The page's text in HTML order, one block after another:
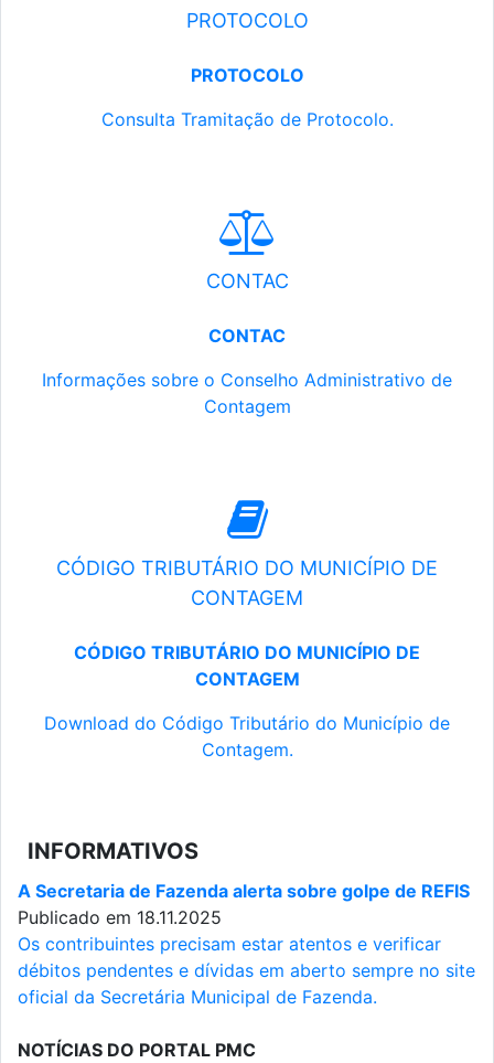
PROTOCOLO
PROTOCOLO
Consulta Tramitação de Protocolo.
CONTAC
CONTAC
Informações sobre o Conselho Administrativo de
Contagem
CÓDIGO TRIBUTÁRIO DO MUNICÍPIO DE
CONTAGEM
CÓDIGO TRIBUTÁRIO DO MUNICÍPIO DE
CONTAGEM
Download do Código Tributário do Município de
Contagem.
INFORMATIVOS
A Secretaria de Fazenda alerta sobre golpe de REFIS
Publicado em 18.11.2025
Os contribuintes precisam estar atentos e verificar
débitos pendentes e dívidas em aberto sempre no site
oficial da Secretária Municipal de Fazenda.
NOTÍCIAS DO PORTAL PMC